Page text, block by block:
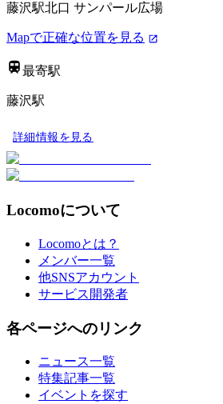
藤沢駅北口 サンパール広場
Mapで正確な位置を見る
最寄駅
藤沢駅
詳細情報を見る
Locomoについて
Locomoとは？
メンバー一覧
他SNSアカウント
サービス開発者
各ページへのリンク
ニュース一覧
特集記事一覧
イベントを探す